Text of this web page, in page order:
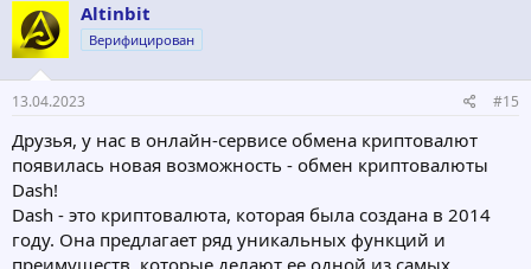
Altinbit
Верифицирован
13.04.2023 #15
Друзья, у нас в онлайн-сервисе обмена криптовалют
появилась новая возможность - обмен криптовалюты
Dash!
Dash - это криптовалюта, которая была создана в 2014
году. Она предлагает ряд уникальных функций и
преимуществ, которые делают ее одной из самых